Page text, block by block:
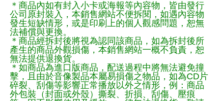
＊商品內如有封入小卡或海報等內容物，皆由發行
公司原封裝入，本銷售網站不便拆閱，如遇內容物
發生短缺情形，或是印刷上的個人觀感問題，恕無
法補償與更換。
＊商品經拆封後將視為認同該商品，如為拆封後所
產生的商品外觀損傷，本銷售網站一概不負責，恕
無法提供退換貨。
＊如商品為進口版商品，配送過程中將無法避免撞
擊，且由於音像製品本屬易損傷之物品，如為CD片
碎裂、刮傷等影響正常播放以外之情形，例：商品
外包裝（封面或外殼）撕裂、折損、刮傷、壓痕